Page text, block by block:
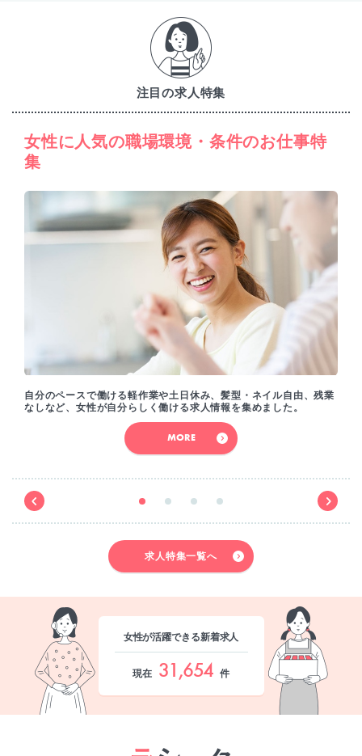
注目の求人特集
女性に人気の職場環境・条件のお仕事特
集
自分のペースで働ける軽作業や土日休み、髪型・ネイル自由、残業
なしなど、女性が自分らしく働ける求人情報を集めました。
MORE
求人特集一覧へ
女性が活躍できる新着求人
現在 31,654 件